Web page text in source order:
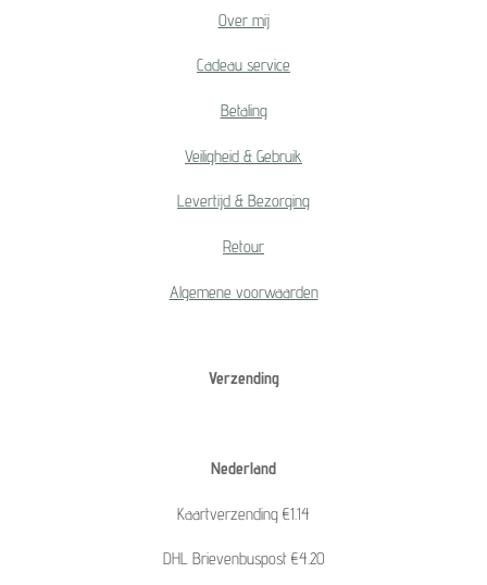
Over mij
Cadeau service
Betaling
Veiligheid & Gebruik
Levertijd & Bezorging
Retour
Algemene voorwaarden
Verzending
Nederland
Kaartverzending €1.14
DHL Brievenbuspost €4.20